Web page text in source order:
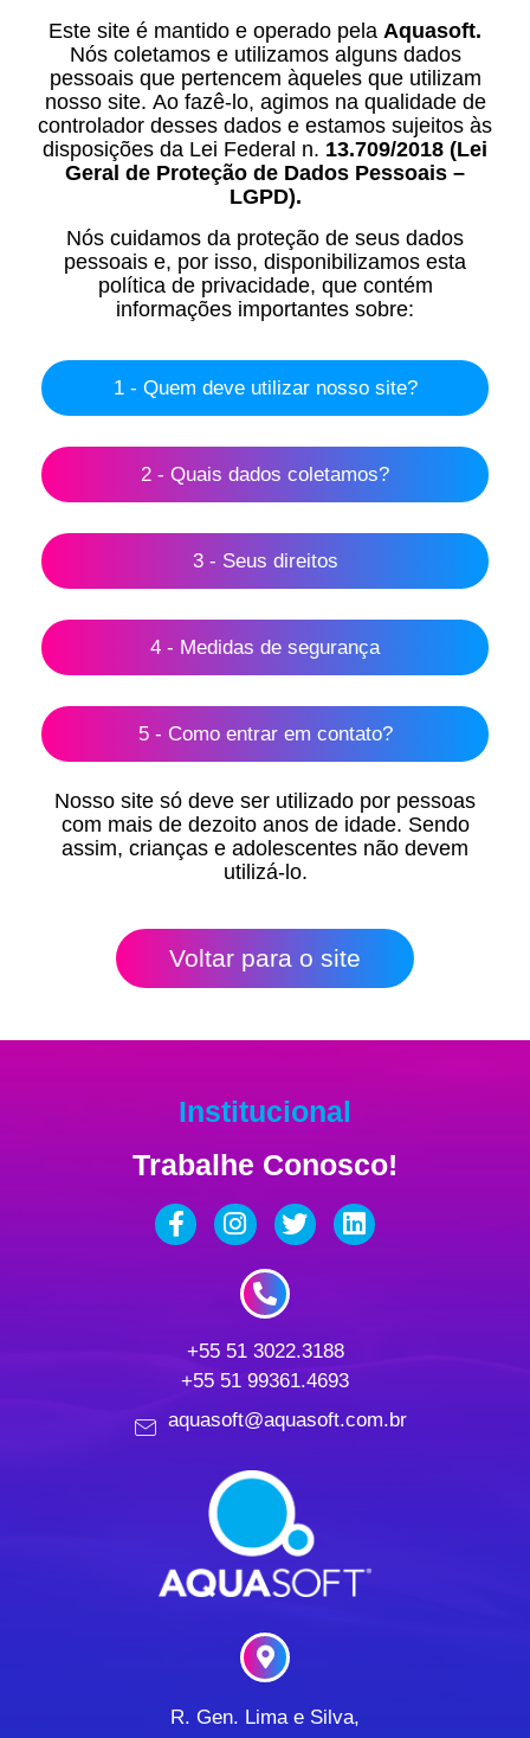
Este site é mantido e operado pela Aquasoft.
Nós coletamos e utilizamos alguns dados
pessoais que pertencem àqueles que utilizam
nosso site. Ao fazê-lo, agimos na qualidade de
controlador desses dados e estamos sujeitos às
disposições da Lei Federal n. 13.709/2018 (Lei
Geral de Proteção de Dados Pessoais –
LGPD).
Nós cuidamos da proteção de seus dados
pessoais e, por isso, disponibilizamos esta
política de privacidade, que contém
informações importantes sobre:
1 - Quem deve utilizar nosso site?
2 - Quais dados coletamos?
3 - Seus direitos
4 - Medidas de segurança
5 - Como entrar em contato?
Nosso site só deve ser utilizado por pessoas
com mais de dezoito anos de idade. Sendo
assim, crianças e adolescentes não devem
utilizá-lo.
Voltar para o site
Institucional
Trabalhe Conosco!
+55 51 3022.3188
+55 51 99361.4693
aquasoft@aquasoft.com.br
R. Gen. Lima e Silva,